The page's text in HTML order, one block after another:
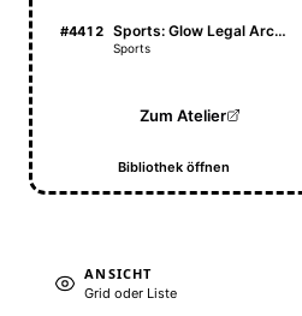
#4412 Sports: Glow Legal Archive
Sports
Zum Atelier
Bibliothek öffnen
ANSICHT
Grid oder Liste